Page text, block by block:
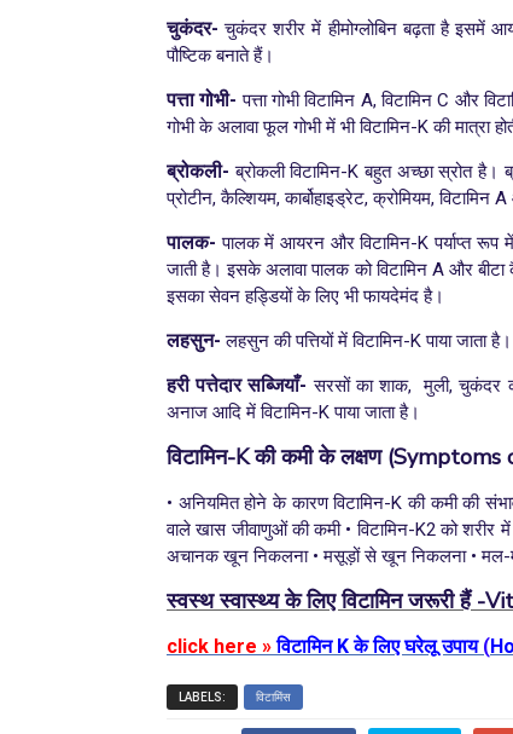
चुकंदर- चुकंदर शरीर में हीमोग्लोबिन बढ़ता है इसमें
पौष्टिक बनाते हैं।
पत्ता गोभी- पत्ता गोभी विटामिन A, विटामिन C और
गोभी के अलावा फूल गोभी में भी विटामिन-K की
ब्रोकली- ब्रोकली विटामिन-K बहुत अच्छा स्रोत
प्रोटीन, कैल्शियम, कार्बोहाइड्रेट, क्रोमियम, विटामिन
पालक- पालक में आयरन और विटामिन-K पर्याप्त रूप
जाती है। इसके अलावा पालक को विटामिन A और बीटा
इसका सेवन हड्डियों के लिए भी फायदेमंद है।
लहसुन- लहसुन की पत्तियों में विटामिन-K पाया जाता है।
हरी पत्तेदार सब्जियाँ- सरसों का शाक, मुली, चुकंदर
अनाज आदि में विटामिन-K पाया जाता है।
विटामिन-Kकी कमी के लक्षण (Symptoms
• अनियमित होने के कारण विटामिन-K की कमी की
वाले खास जीवाणुओं की कमी • विटामिन-K2 को
अचानक खून निकलना •मसूड़ों से खून निकलना •मल-
स्वस्थ स्वास्थ्य के लिए विटामिन जरूरी हैं -
click here »विटामिन K के लिए घरेलू उपाय (
LABELS: विटामिंस